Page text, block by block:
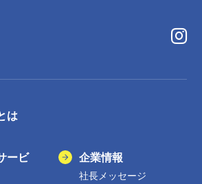
は
ービ
企業情報
社長メッセージ